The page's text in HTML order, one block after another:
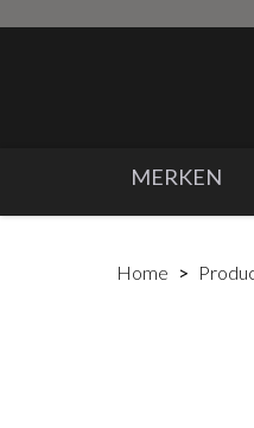
MERKEN
Home